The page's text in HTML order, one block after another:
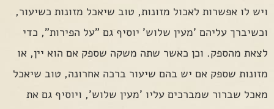
ויש לו אפשרות לאכול מזונות, טוב שיאכל מזונות כשיעור,
וכשיברך עליהם 'מעין שלוש' יוסיף גם "על הפירות", כדי
לצאת מהספק. וכן כאשר שתה משקה שספק אם הוא יין, או
מזונות שספק אם יש בהם שיעור ברכה אחרונה, טוב שיאכל
מאכל שברור שמברכים עליו 'מעין שלוש', ויוסיף גם את